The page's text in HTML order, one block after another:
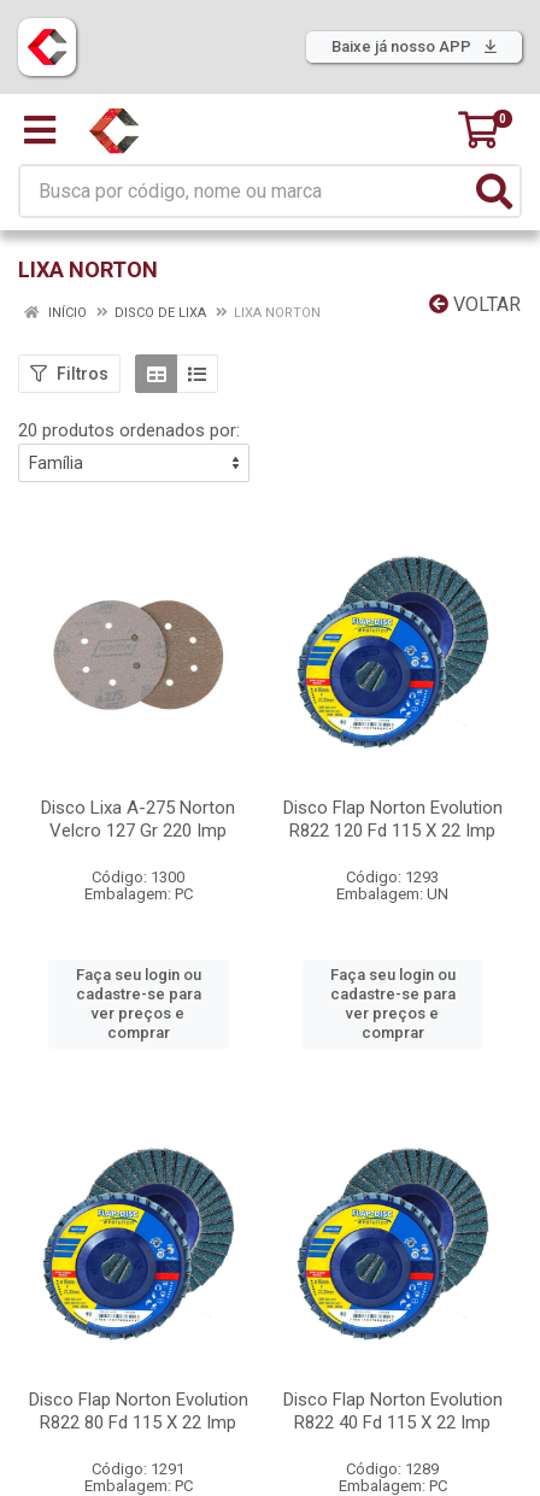
Baixe já nosso APP
0
LIXA NORTON
VOLTAR
INÍCIO DISCO DE LIXA LIXA NORTON
Filtros
20 produtos ordenados por:
Disco Lixa A-275 Norton
Velcro 127 Gr 220 Imp
Código: 1300
Embalagem: PC
Faça seu login ou
cadastre-se para
ver preços e
comprar
Disco Flap Norton Evolution
R822 120 Fd 115 X 22 Imp
Código: 1293
Embalagem: UN
Faça seu login ou
cadastre-se para
ver preços e
comprar
Disco Flap Norton Evolution
R822 80 Fd 115 X 22 Imp
Código: 1291
Embalagem: PC
Disco Flap Norton Evolution
R822 40 Fd 115 X 22 Imp
Código: 1289
Embalagem: PC